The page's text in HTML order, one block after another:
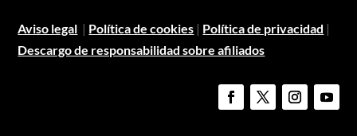
Aviso legal | Política de cookies | Política de privacidad |
Descargo de responsabilidad sobre afiliados